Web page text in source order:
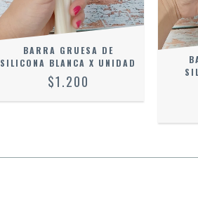
BARRA GRUESA DE
SILICONA BLANCA X UNIDAD
$1.200